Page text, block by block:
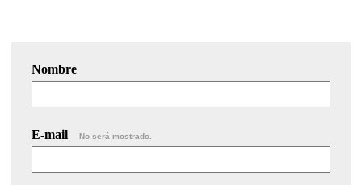
Nombre
E-mail No será mostrado.